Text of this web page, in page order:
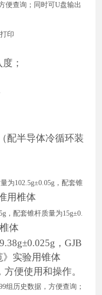
便查询；同时可U盘输出
印
；
配半导体冷循环装
为102.5g±0.05g，配套锥
用椎体
，配套锥杆质量为15g±0.
体
，GJB
》 实验用锥体
方便使用和操作。
组历史数据，方便查询；